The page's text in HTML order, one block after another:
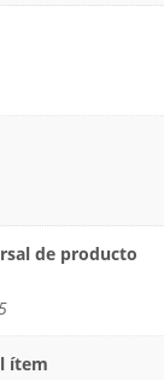
de producto
ítem